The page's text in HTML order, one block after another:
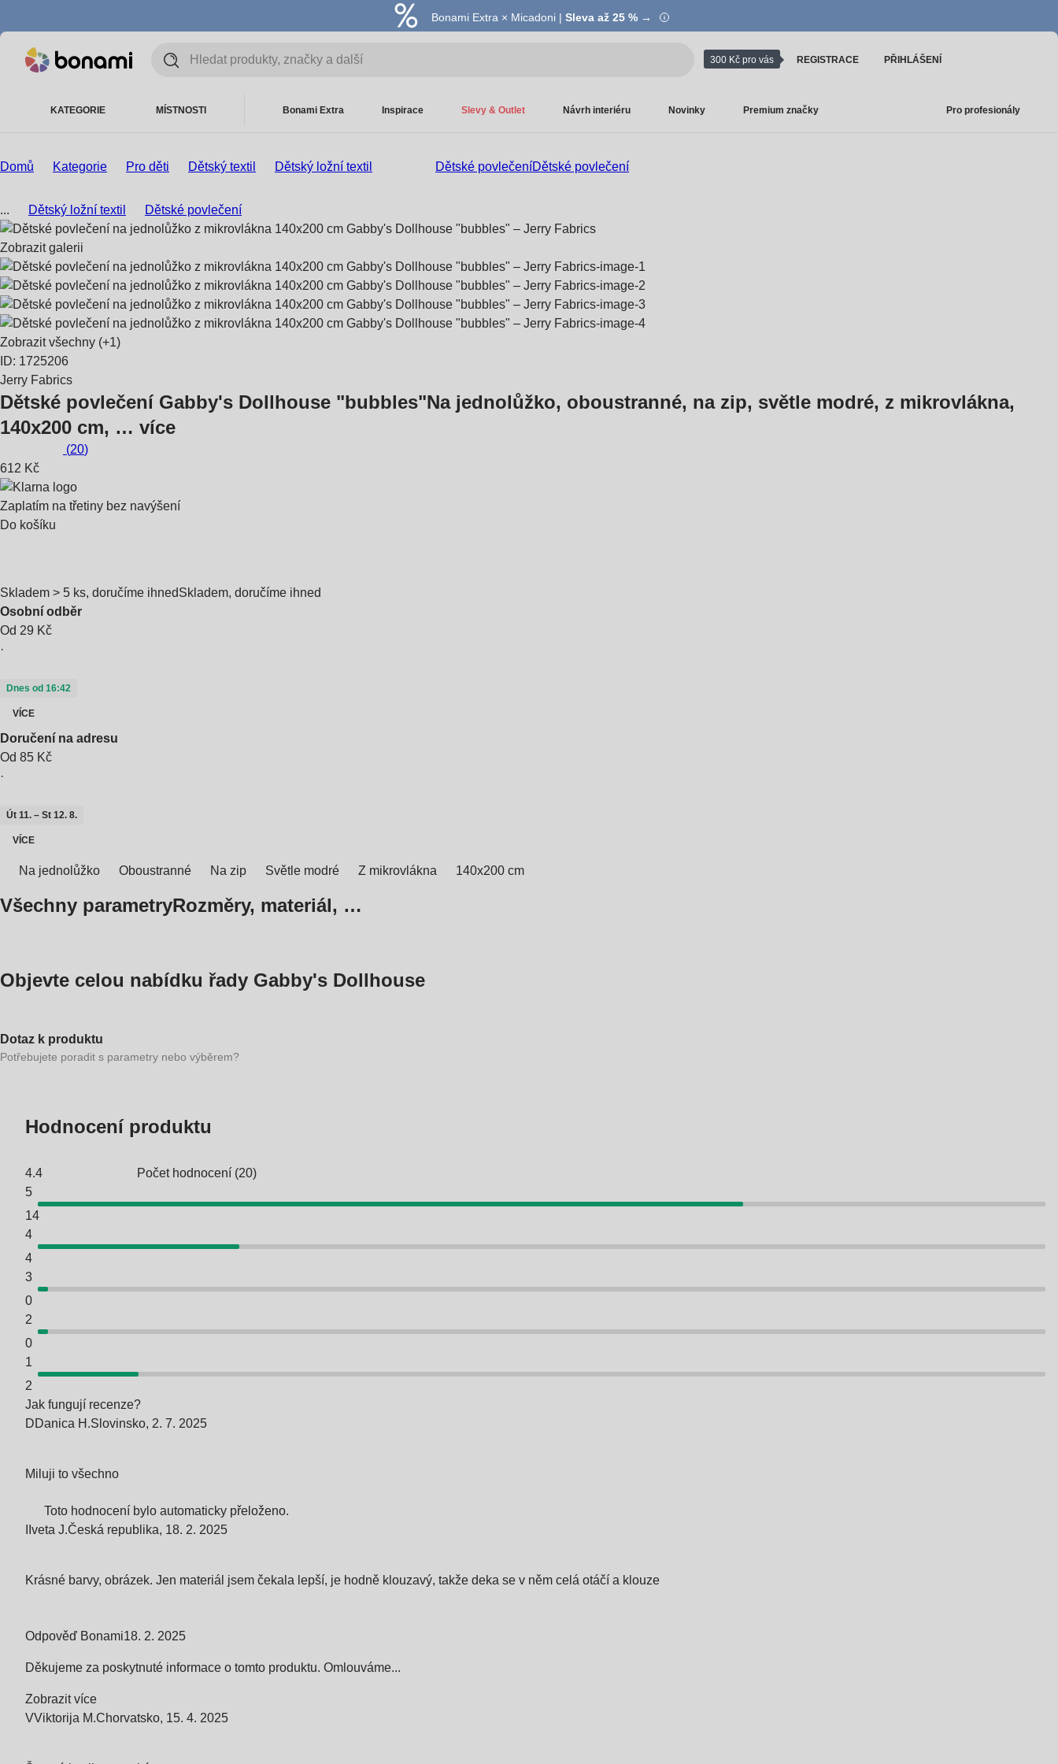
Bonami Extra × Micadoni | Sleva až 25 % →
Summer Sale |Ušetřete až 40 % →
300 Kč pro vás REGISTRACE PŘIHLÁŠENÍ
KATEGORIE MÍSTNOSTI Bonami Extra Inspirace Slevy & Outlet Návrh interiéru Novinky Premium značky Pro profesionály
Domů Kategorie Pro děti Dětský textil Dětský ložní textil Dětské povlečeníDětské povlečení
... Dětský ložní textil Dětské povlečení
Zobrazit galerii
Zobrazit všechny (+1)
ID: 1725206
Jerry Fabrics
Dětské povlečení Gabby's Dollhouse "bubbles"Na jednolůžko, oboustranné, na zip, světle modré, z mikrovlákna,
140x200 cm, … více
(20)
612 Kč
Zaplatím na třetiny bez navýšení
Do košíku
Skladem > 5 ks, doručíme ihnedSkladem, doručíme ihned
Osobní odběr
Od 29 Kč
·
Dnes od 16:42
VÍCE
Doručení na adresu
Od 85 Kč
·
Út 11. – St 12. 8.
VÍCE
Na jednolůžko Oboustranné Na zip Světle modré Z mikrovlákna 140x200 cm
Všechny parametryRozměry, materiál, …
Objevte celou nabídku řady Gabby's Dollhouse
Dotaz k produktu
Potřebujete poradit s parametry nebo výběrem?
Hodnocení produktu
4.4 Počet hodnocení (20)
5
14
4
4
3
0
2
0
1
2
Jak fungují recenze?
DDanica H.Slovinsko, 2. 7. 2025
Miluji to všechno
Toto hodnocení bylo automaticky přeloženo.
Iveta J.Česká republika, 18. 2. 2025
Krásné barvy, obrázek. Jen materiál jsem čekala lepší, je hodně klouzavý, takže deka se v něm celá otáčí a klouze
Odpověď Bonami18. 2. 2025
Děkujeme za poskytnuté informace o tomto produktu. Omlouváme...
Zobrazit více
VViktorija M.Chorvatsko, 15. 4. 2025